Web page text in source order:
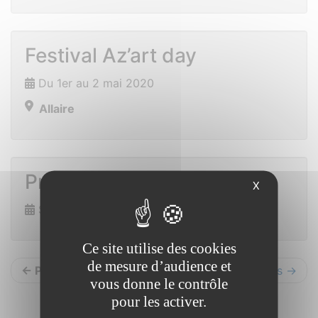
Festival Az’art day
Du 1er au 2 mai 2020
Allaire
Prix des lecteurs
Samedi 14 novembre 2020
← Précédents Suivants →
X
Ce site utilise des cookies
de mesure d’audience et
vous donne le contrôle
pour les activer.